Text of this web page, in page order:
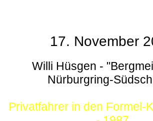
17. November
Willi Hüsgen -
Nürburgring-
Privatfahrer in den Formel-